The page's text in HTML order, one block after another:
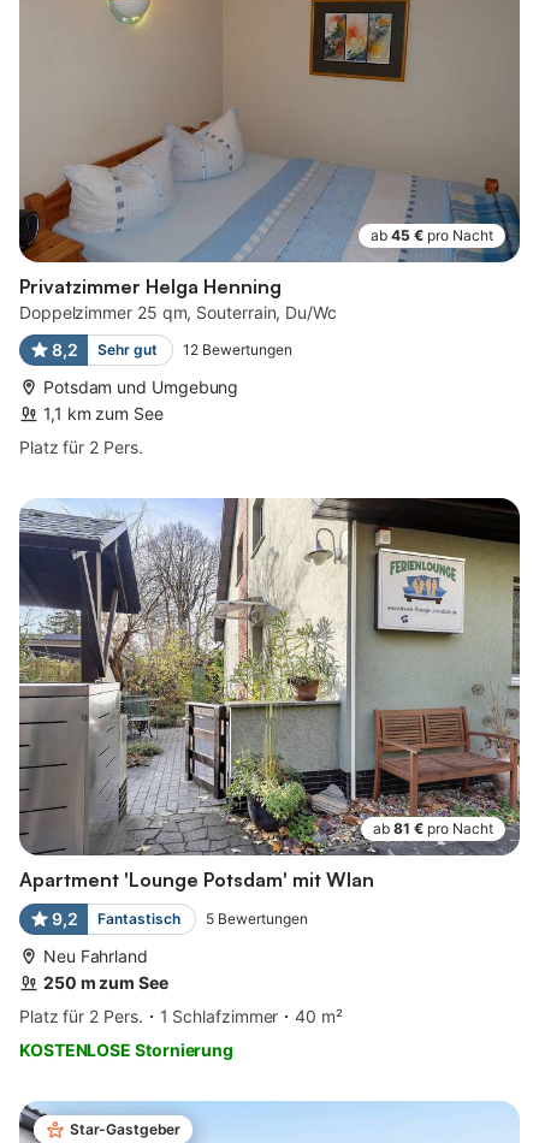
ab 45 € pro Nacht
Privatzimmer Helga Henning
Doppelzimmer 25 qm, Souterrain, Du/Wc
8,2
Sehr gut 12 Bewertungen
Potsdam und Umgebung
1,1 km zum See
Platz für 2 Pers.
ab 81 € pro Nacht
Apartment 'Lounge Potsdam' mit Wlan
9,2 Fantastisch 5 Bewertungen
Neu Fahrland
250 m zum See
Platz für 2 Pers.
1 Schlafzimmer
40 m²
KOSTENLOSE Stornierung
Star-Gastgeber